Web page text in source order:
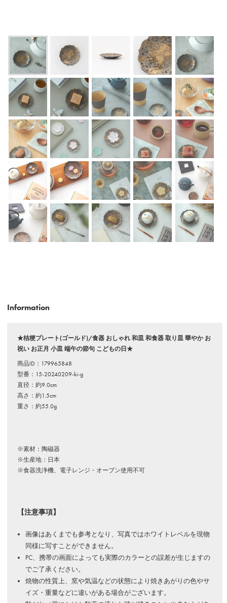
Information
★桔梗プレート(ゴールド)/食器 おしゃれ 和皿 和食器 取り皿 華やか お
祝い お正月 小皿 端午の節句 こどもの日★
商品ID：179965848
型番：15-20240209-ki-g
直径：約9.0cm
高さ：約1.5cm
重さ：約55.0g
※素材：陶磁器
※生産地：日本
※食器洗浄機、電子レンジ・オーブン使用不可
【注意事項】
画像はあくまでも参考となり、写真ではホワイトレベルを現物
同様に写すことができません。
PC、携帯の画面によっても実際のカラーとの誤差が生じますの
でご了承ください。
焼物の性質上、窯や気温などの状態により焼きあがりの色やサ
イズ・重量などに違いがある場合がございます。